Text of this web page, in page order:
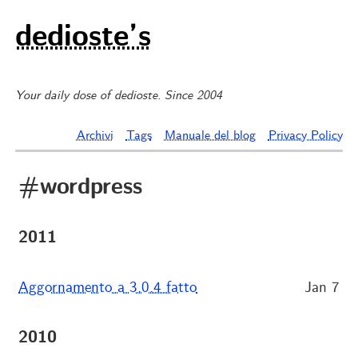
dedioste’s
Your daily dose of dedioste. Since 2004
Archivi Tags Manuale del blog Privacy Policy
#wordpress
2011
Aggornamento a 3.0.4 fatto Jan 7
2010